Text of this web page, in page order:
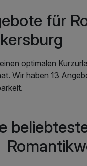
für
optimalen
Wir haben 13